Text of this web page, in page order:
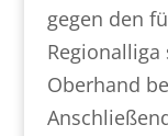
gegen den
Oberhand